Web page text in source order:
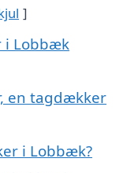
i Lobbæk
en tagdækker
i Lobbæk?